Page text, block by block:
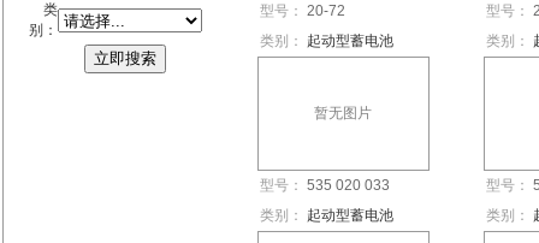
类
别：
型号： 20-72
类别：
起动型蓄电池
型号：
类别：
暂无图片
型号： 535 020 033
类别：
起动型蓄电池
型号：
类别：